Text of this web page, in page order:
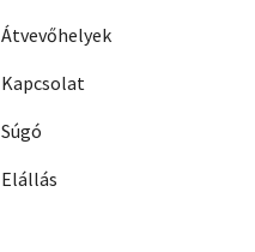
Átvevőhelyek
Kapcsolat
Súgó
Elállás